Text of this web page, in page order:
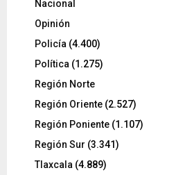
Nacional
Opinión
Policía (4.400)
Política (1.275)
Región Norte
Región Oriente (2.527)
Región Poniente (1.107)
Región Sur (3.341)
Tlaxcala (4.889)